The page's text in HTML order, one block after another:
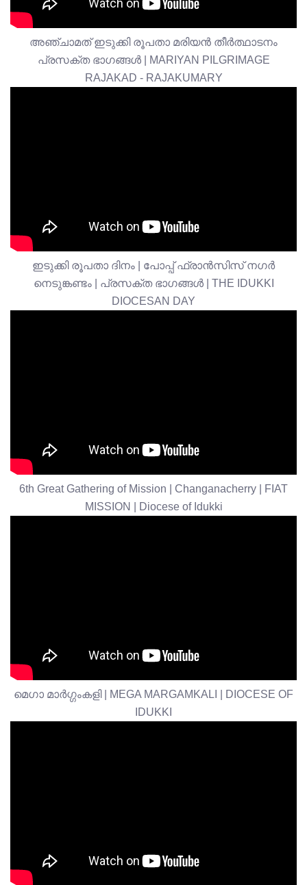
അഞ്ചാമത് ഇടുക്കി രൂപതാ മരിയൻ തീർത്ഥാടനം
പ്രസക്ത ഭാഗങ്ങൾ | MARIYAN PILGRIMAGE
RAJAKAD - RAJAKUMARY
ഇടുക്കി രൂപതാ ദിനം | പോപ്പ് ഫ്രാൻസിസ് നഗർ
നെടുങ്കണ്ടം | പ്രസക്ത ഭാഗങ്ങൾ | THE IDUKKI
DIOCESAN DAY
6th Great Gathering of Mission | Changanacherry | FIAT
MISSION | Diocese of Idukki
മെഗാ മാർഗ്ഗംകളി | MEGA MARGAMKALI | DIOCESE OF
IDUKKI